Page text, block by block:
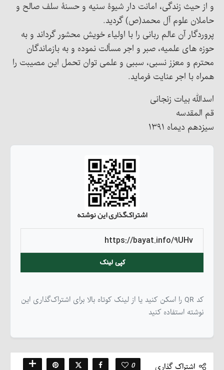
و از حیث زندگی، امانت دار شیوۀ سنیه و حسنۀ سلف صالح و
حاملان علوم آل محمد(ص) گردید.
پروردگار آن عالم ربانی را با اولیاء خویش محشور گرداند و به
حوزه های علمیه، صبر و اجر مسألت نموده و به بازماندگان
محترم و معزز نسبی، سببی و علمی توان تحمل این مصیبت را
همراه با اجر عنایت فرماید.
اسدالله بیات زنجانی
قم المقدسه
سیزدهم دیماه ۱۳۹۱
اشتراک‌گذاری این نوشته
کپی لینک
کد QR را اسکن کنید یا از لینک کوتاه بالا برای اشتراک‌گذاری این
نوشته استفاده کنید
اشتراک گذاری 0